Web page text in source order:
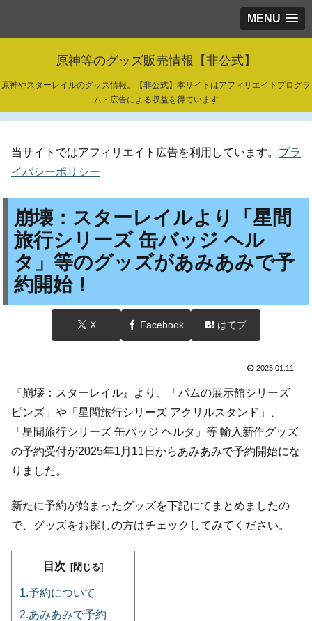
MENU
原神等のグッズ販売情報【非公式】
原神やスターレイルのグッズ情報。【非公式】本サイトはアフィリエイトプログラ
ム・広告による収益を得ています
当サイトではアフィリエイト広告を利用しています。 プラ
イバシーポリシー
崩壊：スターレイルより「星間
旅行シリーズ 缶バッジ ヘル
タ」等のグッズがあみあみで予
約開始！
X Facebook はてブ
2025.01.11
『崩壊：スターレイル』より、「パムの展示館シリーズ
ピンズ」や「星間旅行シリーズ アクリルスタンド」、
「星間旅行シリーズ 缶バッジ ヘルタ」等 輸入新作グッズ
の予約受付が2025年1月11日からあみあみで予約開始にな
りました。
新たに予約が始まったグッズを下記にてまとめましたの
で、グッズをお探しの方はチェックしてみてください。
目次
予約について
あみあみで予約